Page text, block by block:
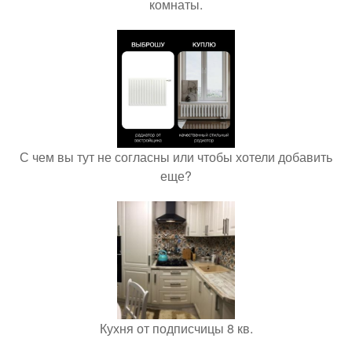
комнаты.
С чем вы тут не согласны или чтобы хотели добавить
еще?
Кухня от подписчицы 8 кв.